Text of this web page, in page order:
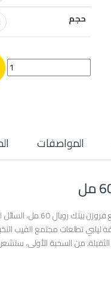
حجم
فروزن بينك رويال 60 مل quantity
المواصفات
امنح أجهزتك المتطورة
ليلبي تطلعات مجتمع الفيب
الثقيلة. من السحبة الأولى،